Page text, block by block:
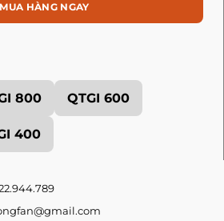
MUA HÀNG NGAY
800 QTGI 600
400